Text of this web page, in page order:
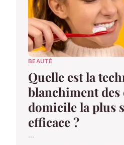
BEAUTÉ
Quelle est la
blanchiment des
domicile la plus
efficace ?
...